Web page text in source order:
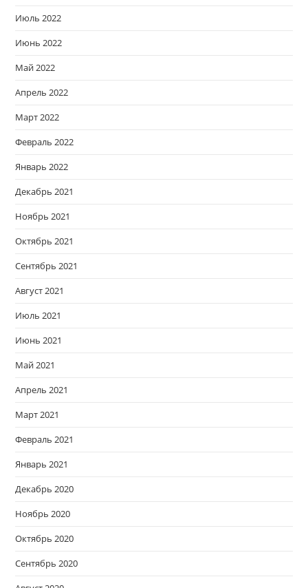
Июль 2022
Июнь 2022
Май 2022
Апрель 2022
Март 2022
Февраль 2022
Январь 2022
Декабрь 2021
Ноябрь 2021
Октябрь 2021
Сентябрь 2021
Август 2021
Июль 2021
Июнь 2021
Май 2021
Апрель 2021
Март 2021
Февраль 2021
Январь 2021
Декабрь 2020
Ноябрь 2020
Октябрь 2020
Сентябрь 2020